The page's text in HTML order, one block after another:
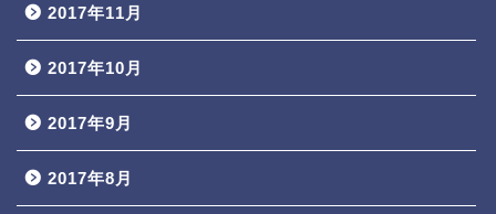
2017年11月
2017年10月
2017年9月
2017年8月